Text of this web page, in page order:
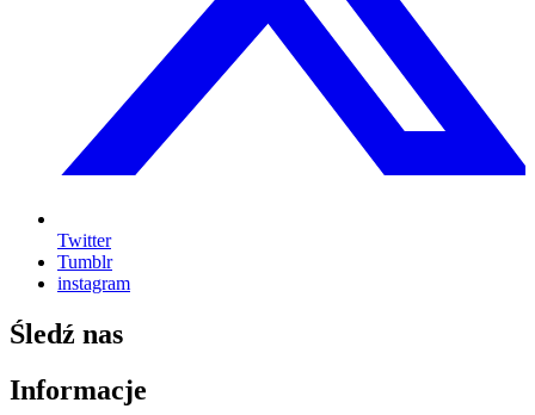
Twitter
Tumblr
instagram
Śledź nas
Informacje